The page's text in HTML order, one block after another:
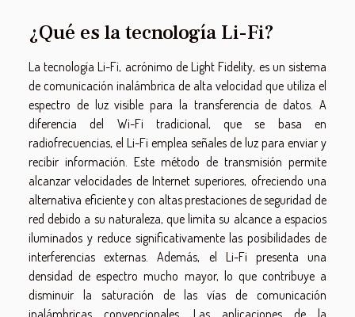
¿Qué es la tecnología Li-Fi?
La tecnología Li-Fi, acrónimo de Light Fidelity, es un sistema
de comunicación inalámbrica de alta velocidad que utiliza el
espectro de luz visible para la transferencia de datos. A
diferencia del Wi-Fi tradicional, que se basa en
radiofrecuencias, el Li-Fi emplea señales de luz para enviar y
recibir información. Este método de transmisión permite
alcanzar velocidades de Internet superiores, ofreciendo una
alternativa eficiente y con altas prestaciones de seguridad de
red debido a su naturaleza, que limita su alcance a espacios
iluminados y reduce significativamente las posibilidades de
interferencias externas. Además, el Li-Fi presenta una
densidad de espectro mucho mayor, lo que contribuye a
disminuir la saturación de las vías de comunicación
inalámbricas convencionales. Las aplicaciones de la